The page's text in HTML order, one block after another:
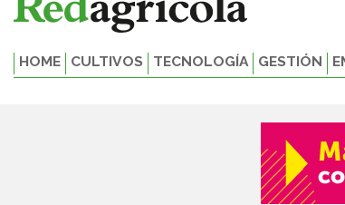
HOME CULTIVOS TECNOLOGÍA GESTIÓN